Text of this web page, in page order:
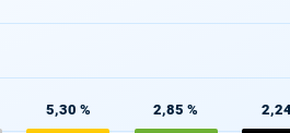
5,30 % 2,85 %